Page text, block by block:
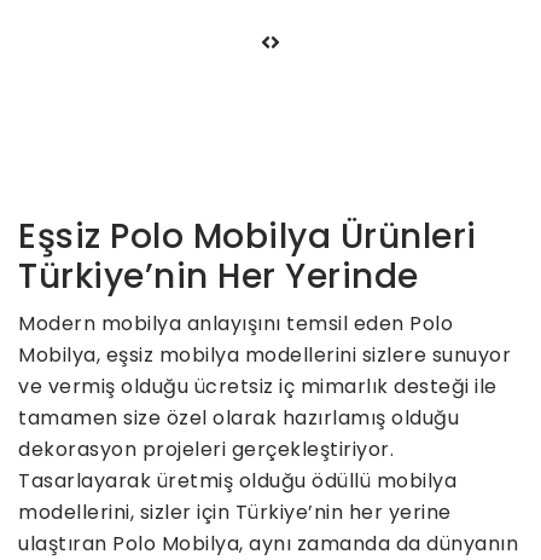
Eşsiz Polo Mobilya Ürünleri
Türkiye’nin Her Yerinde
Modern mobilya anlayışını temsil eden Polo
Mobilya, eşsiz mobilya modellerini sizlere sunuyor
ve vermiş olduğu ücretsiz iç mimarlık desteği ile
tamamen size özel olarak hazırlamış olduğu
dekorasyon projeleri gerçekleştiriyor.
Tasarlayarak üretmiş olduğu ödüllü mobilya
modellerini, sizler için Türkiye’nin her yerine
ulaştıran Polo Mobilya, aynı zamanda da dünyanın